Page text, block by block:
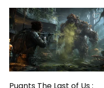
Puants The Last of Us :